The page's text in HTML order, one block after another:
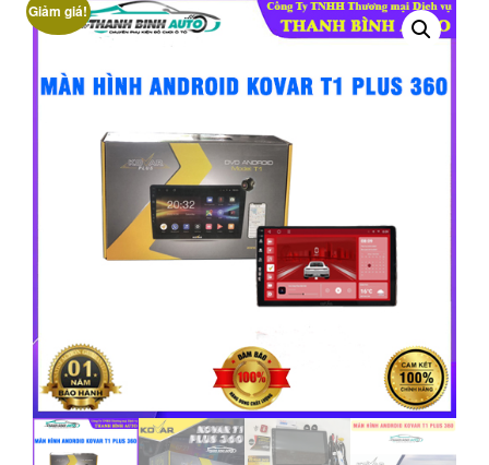
Giảm giá!